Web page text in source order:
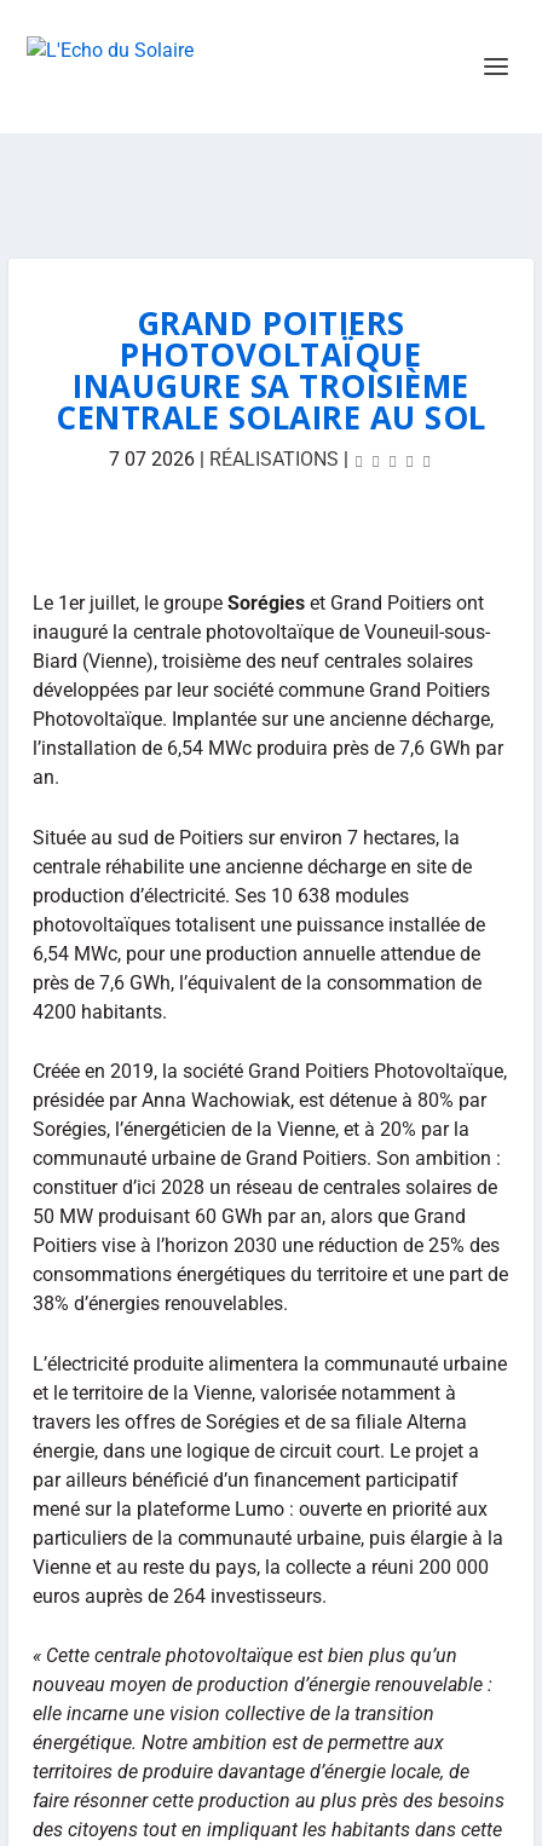
GRAND POITIERS
PHOTOVOLTAÏQUE
INAUGURE SA TROISIÈME
CENTRALE SOLAIRE AU SOL
7 07 2026| RÉALISATIONS |
Le 1er juillet, le groupe Sorégieset Grand Poitiers ont
inauguré la centrale photovoltaïque de Vouneuil-sous-
Biard (Vienne), troisième des neuf centrales solaires
développées par leur société commune Grand Poitiers
Photovoltaïque. Implantée sur une ancienne décharge,
l’installation de 6,54 MWc produira près de 7,6 GWh par
an.
Située au sud de Poitiers sur environ 7 hectares, la
centrale réhabilite une ancienne décharge en site de
production d’électricité. Ses 10 638 modules
photovoltaïques totalisent une puissance installée de
6,54 MWc, pour une production annuelle attendue de
près de 7,6 GWh, l’équivalent de la consommation de
4200 habitants.
Créée en 2019, la société Grand Poitiers Photovoltaïque,
présidée par Anna Wachowiak, est détenue à 80% par
Sorégies, l’énergéticien de la Vienne, et à 20% par la
communauté urbaine de Grand Poitiers. Son ambition :
constituer d’ici 2028 un réseau de centrales solaires de
50 MW produisant 60 GWh par an, alors que Grand
Poitiers vise à l’horizon 2030 une réduction de 25% des
consommations énergétiques du territoire et une part de
38% d’énergies renouvelables.
L’électricité produite alimentera la communauté urbaine
et le territoire de la Vienne, valorisée notamment à
travers les offres de Sorégies et de sa filiale Alterna
énergie, dans une logique de circuit court. Le projet a
par ailleurs bénéficié d’un financement participatif
mené sur la plateforme Lumo : ouverte en priorité aux
particuliers de la communauté urbaine, puis élargie à la
Vienne et au reste du pays, la collecte a réuni 200 000
euros auprès de 264 investisseurs.
« Cette centrale photovoltaïque est bien plus qu’un
nouveau moyen de production d’énergie renouvelable :
elle incarne une vision collective de la transition
énergétique. Notre ambition est de permettre aux
territoires de produire davantage d’énergie locale, de
faire résonner cette production au plus près des besoins
des citoyens tout en impliquant les habitants dans cette